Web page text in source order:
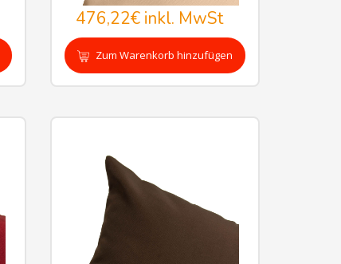
476,22€ inkl. MwSt
Zum Warenkorb hinzufügen